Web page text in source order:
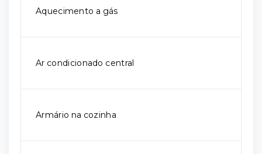
Aquecimento a gás
Ar condicionado central
Armário na cozinha